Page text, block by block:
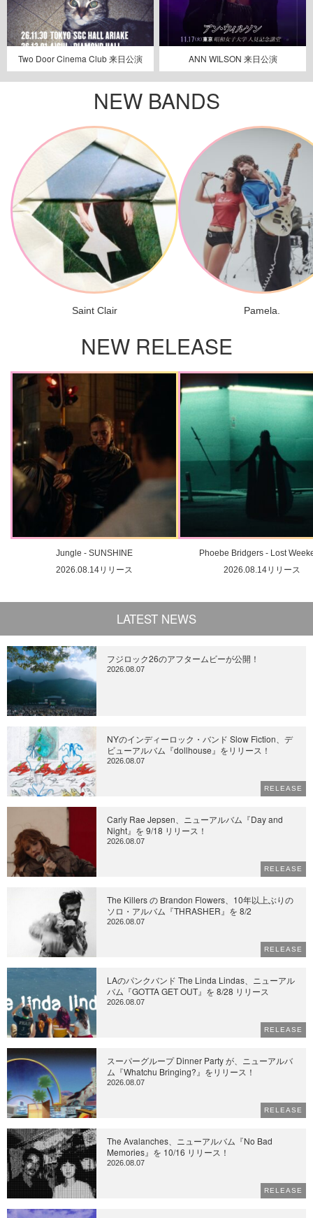
Two Door Cinema Club 来日公演 ANN WILSON 来日公演
NEW BANDS
Saint Clair Pamela.
NEW RELEASE
Jungle - SUNSHINE
2026.08.14リリース
Phoebe Bridgers - Lost
2026.08.14リリース
LATEST NEWS
フジロック26のアフタームビーが公開！
2026.08.07
NYのインディーロック・バンド Slow Fiction、デ
ビューアルバム『dollhouse』をリリース！
2026.08.07
RELEASE
Carly Rae Jepsen、ニューアルバム『Day and
Night』を 9/18 リリース！
2026.08.07
RELEASE
The Killers の Brandon Flowers、10年以上ぶりの
ソロ・アルバム『THRASHER』を 8/2
2026.08.07
RELEASE
LAのパンクバンド The Linda Lindas、ニューアル
バム『GOTTA GET OUT』を 8/28 リリース
2026.08.07
RELEASE
スーパーグループ Dinner Party が、ニューアルバ
ム『Whatchu Bringing?』をリリース！
2026.08.07
RELEASE
The Avalanches、ニューアルバム『No Bad
Memories』を 10/16 リリース！
2026.08.07
RELEASE